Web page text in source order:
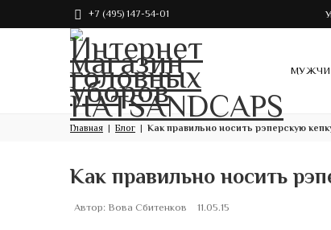
+7 (495) 147-54-01
Главная Блог Как правильно носить рэперскую
Как правильно носить
Автор: Вова Сбитенков 11.05.15